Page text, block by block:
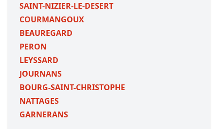
SAINT-NIZIER-LE-DESERT
COURMANGOUX
BEAUREGARD
PERON
LEYSSARD
JOURNANS
BOURG-SAINT-CHRISTOPHE
NATTAGES
GARNERANS